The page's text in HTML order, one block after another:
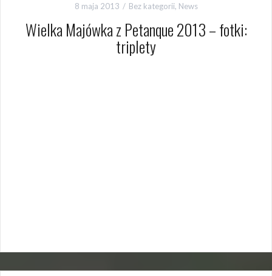
8 maja 2013 Bez kategorii, News
Wielka Majówka z Petanque 2013 – fotki:
triplety